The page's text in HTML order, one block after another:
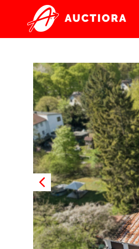
Grundstück zu Verkaufen